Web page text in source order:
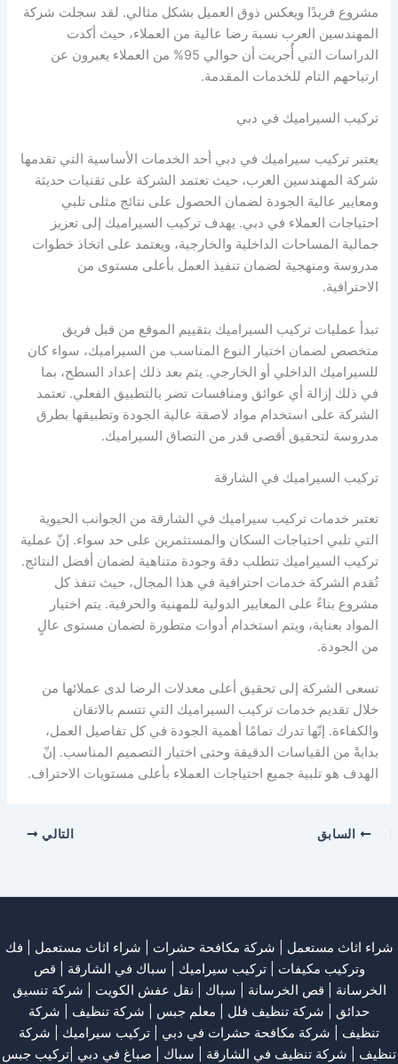
مشروع فريدًا ويعكس ذوق العميل بشكل مثالي. لقد سجلت شركة
المهندسين العرب نسبة رضا عالية من العملاء، حيث أكدت
الدراسات التي أُجريت أن حوالي 95% من العملاء يعبرون عن
ارتياحهم التام للخدمات المقدمة.
تركيب السيراميك في دبي
يعتبر تركيب سيراميك في دبي أحد الخدمات الأساسية التي تقدمها
شركة المهندسين العرب، حيث تعتمد الشركة على تقنيات حديثة
ومعايير عالية الجودة لضمان الحصول على نتائج مثلى تلبي
احتياجات العملاء في دبي. يهدف تركيب السيراميك إلى تعزيز
جمالية المساحات الداخلية والخارجية، ويعتمد على اتخاذ خطوات
مدروسة ومنهجية لضمان تنفيذ العمل بأعلى مستوى من
الاحترافية.
تبدأ عمليات تركيب السيراميك بتقييم الموقع من قبل فريق
متخصص لضمان اختيار النوع المناسب من السيراميك، سواء كان
للسيراميك الداخلي أو الخارجي. يتم بعد ذلك إعداد السطح، بما
في ذلك إزالة أي عوائق ومنافسات تضر بالتطبيق الفعلي. تعتمد
الشركة على استخدام مواد لاصقة عالية الجودة وتطبيقها بطرق
مدروسة لتحقيق أقصى قدر من التصاق السيراميك.
تركيب السيراميك في الشارقة
تعتبر خدمات تركيب سيراميك في الشارقة من الجوانب الحيوية
التي تلبي احتياجات السكان والمستثمرين على حد سواء. إنّ عملية
تركيب السيراميك تتطلب دقة وجودة متناهية لضمان أفضل النتائج.
تُقدم الشركة خدمات احترافية في هذا المجال، حيث تنفذ كل
مشروع بناءً على المعايير الدولية للمهنية والحرفية. يتم اختيار
المواد بعناية، ويتم استخدام أدوات متطورة لضمان مستوى عالٍ
من الجودة.
تسعى الشركة إلى تحقيق أعلى معدلات الرضا لدى عملائها من
خلال تقديم خدمات تركيب السيراميك التي تتسم بالاتقان
والكفاءة. إنّها تدرك تمامًا أهمية الجودة في كل تفاصيل العمل،
بدايةً من القياسات الدقيقة وحتى اختيار التصميم المناسب. إنّ
الهدف هو تلبية جميع احتياجات العملاء بأعلى مستويات الاحتراف.
السابق التالي
شراء اثاث مستعمل شركة مكافحة حشرات شراء اثاث مستعمل
فك
وتركيب مكيفات | تركيب سيراميك | سباك في الشارقة
قص
الخرسانة | قص الخرسانة | سباك نقل عفش الكويت
شركة تنسيق
حدائق
شركة تنظيف فلل معلم جبس شركة تنظيف
شركة
تنظيف
شركة مكافحة حشرات في دبي تركيب سيراميك
شركة
تنظيف
شركة تنظيف في الشارقة | سباك | صباغ في دبي |تركيب جبس